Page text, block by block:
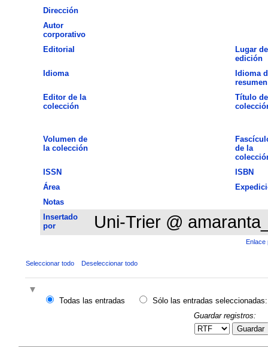
Dirección
Autor
corporativo
Editorial
Lugar de
edición
Idioma
Idioma
resumen
Editor de la
colección
Título
Volumen de
la colección
de la
ISSN
ISBN
Área
Notas
Insertado
por
Uni-Trier @
Enlace
Seleccionar todo Deseleccionar todo
Todas las entradas
Sólo las entradas seleccionadas:
Guardar registros:
Guardar